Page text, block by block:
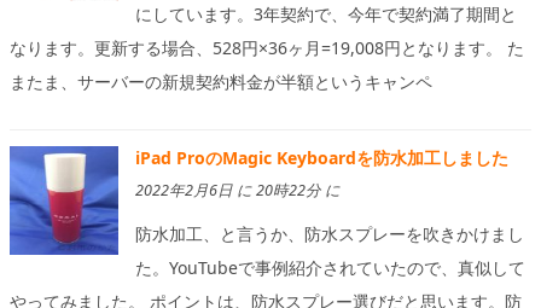
にしています。3年契約で、今年で契約満了期間と
なります。更新する場合、528円×36ヶ月=19,008円となります。 た
またま、サーバーの新規契約料金が半額というキャンペ
iPad ProのMagic Keyboardを防水加工しました
2022年2月6日 に 20時22分 に
防水加工、と言うか、防水スプレーを吹きかけまし
た。YouTubeで事例紹介されていたので、真似して
やってみました。 ポイントは、防水スプレー選びだと思います。防